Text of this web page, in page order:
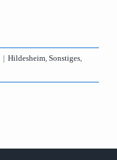
| Hildesheim, Sonstiges,